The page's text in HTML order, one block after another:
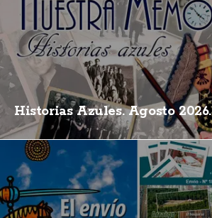
Historias Azules. Agosto 2026.